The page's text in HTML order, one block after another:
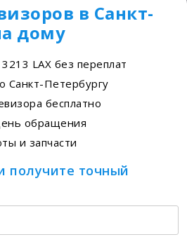
в Санкт-
дому
LAX без переплат
Санкт-Петербургу
бесплатно
обращения
и запчасти
получите точный